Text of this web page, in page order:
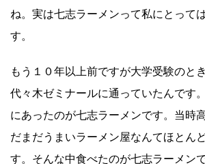
ね。実は七志ラーメンって私にとって
す。
もう１０年以上前ですが大学受験のと
代々木ゼミナールに通っていたんです
にあったのが七志ラーメンです。当時
だまだうまいラーメン屋なんてほとん
す。そんな中食べたのが七志ラーメンで